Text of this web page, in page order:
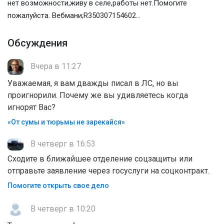
нет возможности,живу в селе,работы нет.Помогите
пожалуйста. Вебмани;R350307154602...
Обсуждения
Вчера в 11:27
Уважаемая, я вам дважды писал в ЛС, но вы
проигнорили. Почему же вы удивляетесь когда
игнорят Вас?
«От сумы и тюрьмы не зарекайся»
В четверг в 16:53
Сходите в ближайшее отделение соцзащиты или
отправьте заявление через госуслуги на соцконтракт.
Помогите открыть свое дело
В четверг в 10:20